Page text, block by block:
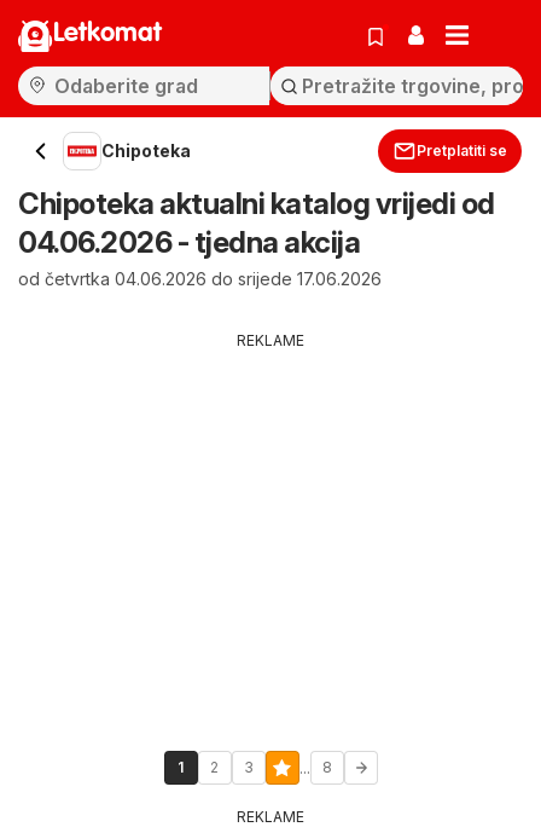
Letkomat
Chipoteka Pretplatiti se
Chipoteka aktualni katalog vrijedi od
04.06.2026 - tjedna akcija
od četvrtka 04.06.2026 do srijede 17.06.2026
REKLAME
1 2 3 ... 8
REKLAME